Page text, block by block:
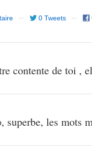
0 Tweets
contente de toi ,
superbe, les mots